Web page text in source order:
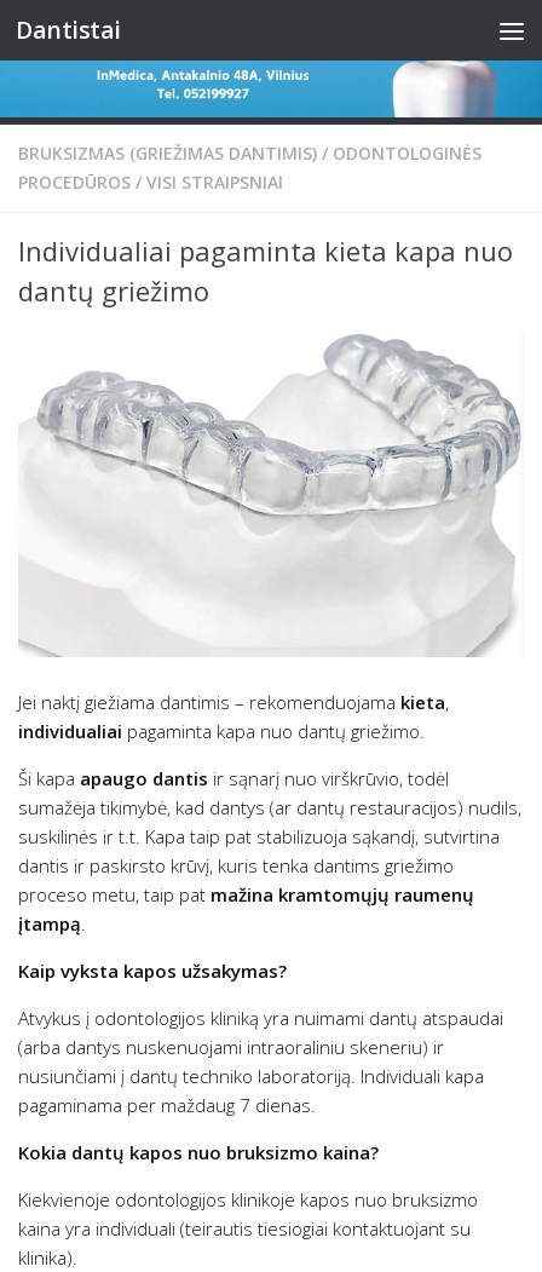
Skip to content
Dantistai
BRUKSIZMAS (GRIEŽIMAS DANTIMIS) / ODONTOLOGINĖS
PROCEDŪROS / VISI STRAIPSNIAI
Individualiai pagaminta kieta kapa nuo
dantų griežimo
Jei naktį giežiama dantimis – rekomenduojama kieta,
individualiai pagaminta kapa nuo dantų griežimo.
Ši kapa apaugo dantis ir sąnarį nuo virškrūvio, todėl
sumažėja tikimybė, kad dantys (ar dantų restauracijos) nudils,
suskilinės ir t.t. Kapa taip pat stabilizuoja sąkandį, sutvirtina
dantis ir paskirsto krūvį, kuris tenka dantims griežimo
proceso metu, taip pat mažina kramtomųjų raumenų
įtampą.
Kaip vyksta kapos užsakymas?
Atvykus į odontologijos kliniką yra nuimami dantų atspaudai
(arba dantys nuskenuojami intraoraliniu skeneriu) ir
nusiunčiami į dantų techniko laboratoriją. Individuali kapa
pagaminama per maždaug 7 dienas.
Kokia dantų kapos nuo bruksizmo kaina?
Kiekvienoje odontologijos klinikoje kapos nuo bruksizmo
kaina yra individuali (teirautis tiesiogiai kontaktuojant su
klinika).